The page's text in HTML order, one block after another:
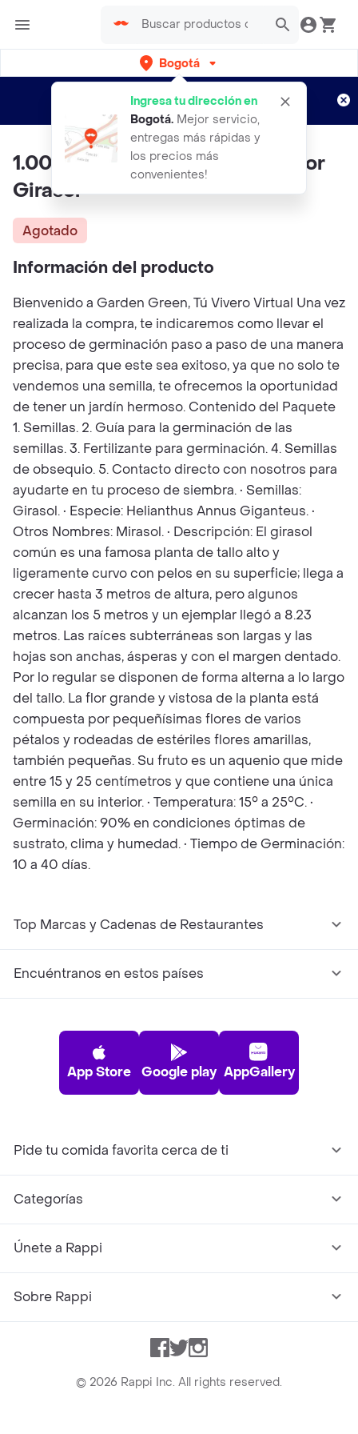
Bogotá
Ingresa tu dirección en
Bogotá. Mejor servicio,
entregas más rápidas y
los precios más
convenientes!
envíos gratis por semanas
Aplican TyC
1.000 Semillas Orgánicas De Flor
Girasol
Agotado
Información del producto
Bienvenido a Garden Green, Tú Vivero Virtual Una vez
realizada la compra, te indicaremos como llevar el
proceso de germinación paso a paso de una manera
precisa, para que este sea exitoso, ya que no solo te
vendemos una semilla, te ofrecemos la oportunidad
de tener un jardín hermoso. Contenido del Paquete
1. Semillas. 2. Guía para la germinación de las
semillas. 3. Fertilizante para germinación. 4. Semillas
de obsequio. 5. Contacto directo con nosotros para
ayudarte en tu proceso de siembra. • Semillas:
Girasol. • Especie: Helianthus Annus Giganteus. •
Otros Nombres: Mirasol. • Descripción: El girasol
común es una famosa planta de tallo alto y
ligeramente curvo con pelos en su superficie; llega a
crecer hasta 3 metros de altura, pero algunos
alcanzan los 5 metros y un ejemplar llegó a 8.23
metros. Las raíces subterráneas son largas y las
hojas son anchas, ásperas y con el margen dentado.
Por lo regular se disponen de forma alterna a lo largo
del tallo. La flor grande y vistosa de la planta está
compuesta por pequeñísimas flores de varios
pétalos y rodeadas de estériles flores amarillas,
también pequeñas. Su fruto es un aquenio que mide
entre 15 y 25 centímetros y que contiene una única
semilla en su interior. • Temperatura: 15° a 25°C. •
Germinación: 90% en condiciones óptimas de
sustrato, clima y humedad. • Tiempo de Germinación:
10 a 40 días.
Top Marcas y Cadenas de Restaurantes
Encuéntranos en estos países
App Store Google play AppGallery
Pide tu comida favorita cerca de ti
Categorías
Únete a Rappi
Sobre Rappi
Facebook
TwitterInstagram
© 2026 Rappi Inc. All rights reserved.